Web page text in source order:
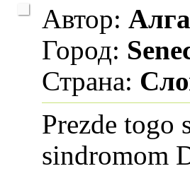
Автор:
Город:
Страна:
Prezde togo
sindromom